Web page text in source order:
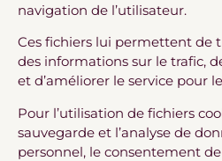
navigation de l’utilisateur.
Ces fichiers lui permettent de
des informations sur le trafic,
et d’améliorer le service pour
Pour l’utilisation de fichiers
sauvegarde et l’analyse de
personnel, le consentement